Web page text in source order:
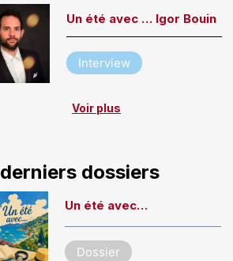
Un été avec … Igor Bouin
Interview
Voir plus
dossiers
Un été avec…
Dossier